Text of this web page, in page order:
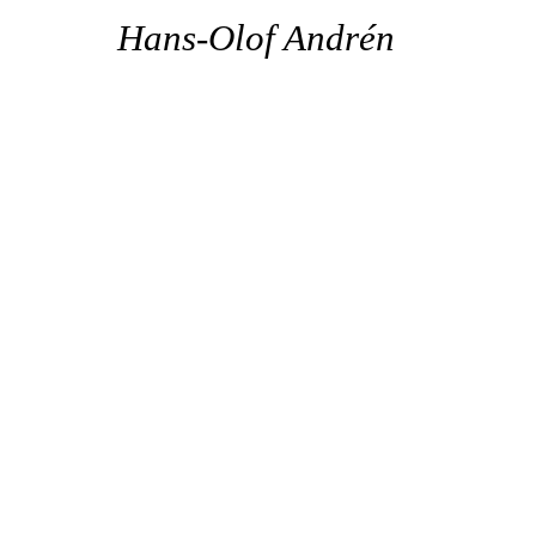
Hans-Olof Andrén